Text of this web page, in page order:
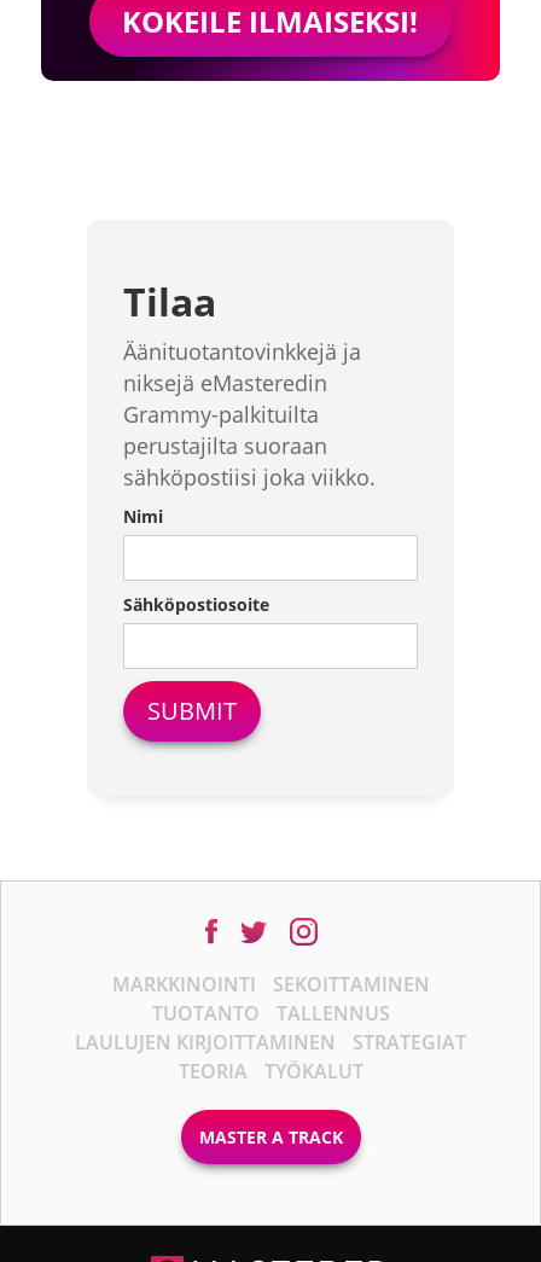
KOKEILE ILMAISEKSI!
Tilaa
Äänituotantovinkkejä ja
niksejä eMasteredin
Grammy-palkituilta
perustajilta suoraan
sähköpostiisi joka viikko.
Nimi
Sähköpostiosoite
MARKKINOINTI
SEKOITTAMINEN
TUOTANTO
TALLENNUS
LAULUJEN KIRJOITTAMINEN
STRATEGIAT
TEORIA
TYÖKALUT
MASTER A TRACK